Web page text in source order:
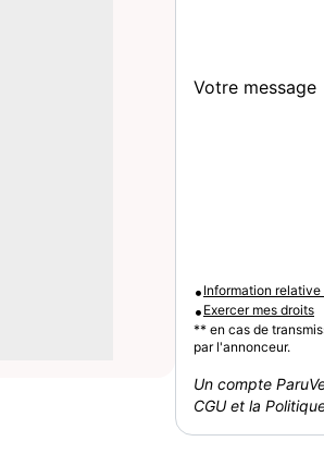
Votre message
• Information
• Exercer mes droits
** en cas de
par l'annonceur.
Un compte
CGU et la